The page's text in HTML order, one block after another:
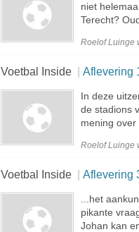
niet
Terecht?
Roelof Luinge
Voetbal Inside Aflevering
In deze
de stadions
mening over
Roelof Luinge
Voetbal Inside Aflevering
...het
pikante
Johan kan